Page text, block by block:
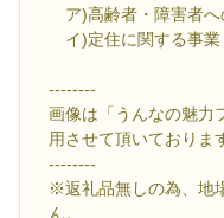
ア)高齢者・障害者へ
イ)定住に関する事業
--------
画像は「うんなの魅力
用させて頂いておりま
--------
※返礼品無しの為、地
ん。